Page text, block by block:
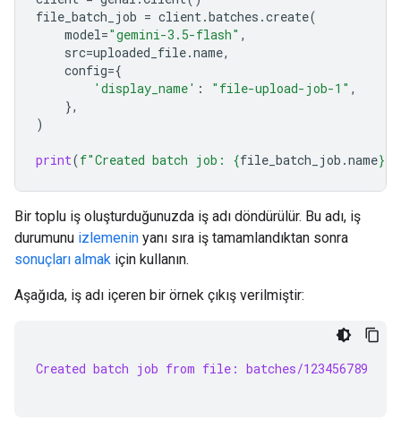
file_batch_job = client.batches .create(
model="gemini-3.5-flash" ,
src=uploaded_file.name,
config={
'display_name' : "file-upload-job-1" ,
},
)
print(f"Created batch job: {file_batch_job .name}
Bir toplu iş oluşturduğunuzda iş adı döndürülür. Bu adı, iş
durumunu izlemenin yanı sıra iş tamamlandıktan sonra
sonuçları almak için kullanın.
Aşağıda, iş adı içeren bir örnek çıkış verilmiştir:
Created batch job from file: batches/123456789